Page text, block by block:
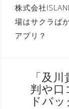
投
稿
ナ
株式会社
場はサクラば
アプリ？
「 及川
判や口
ドバッ